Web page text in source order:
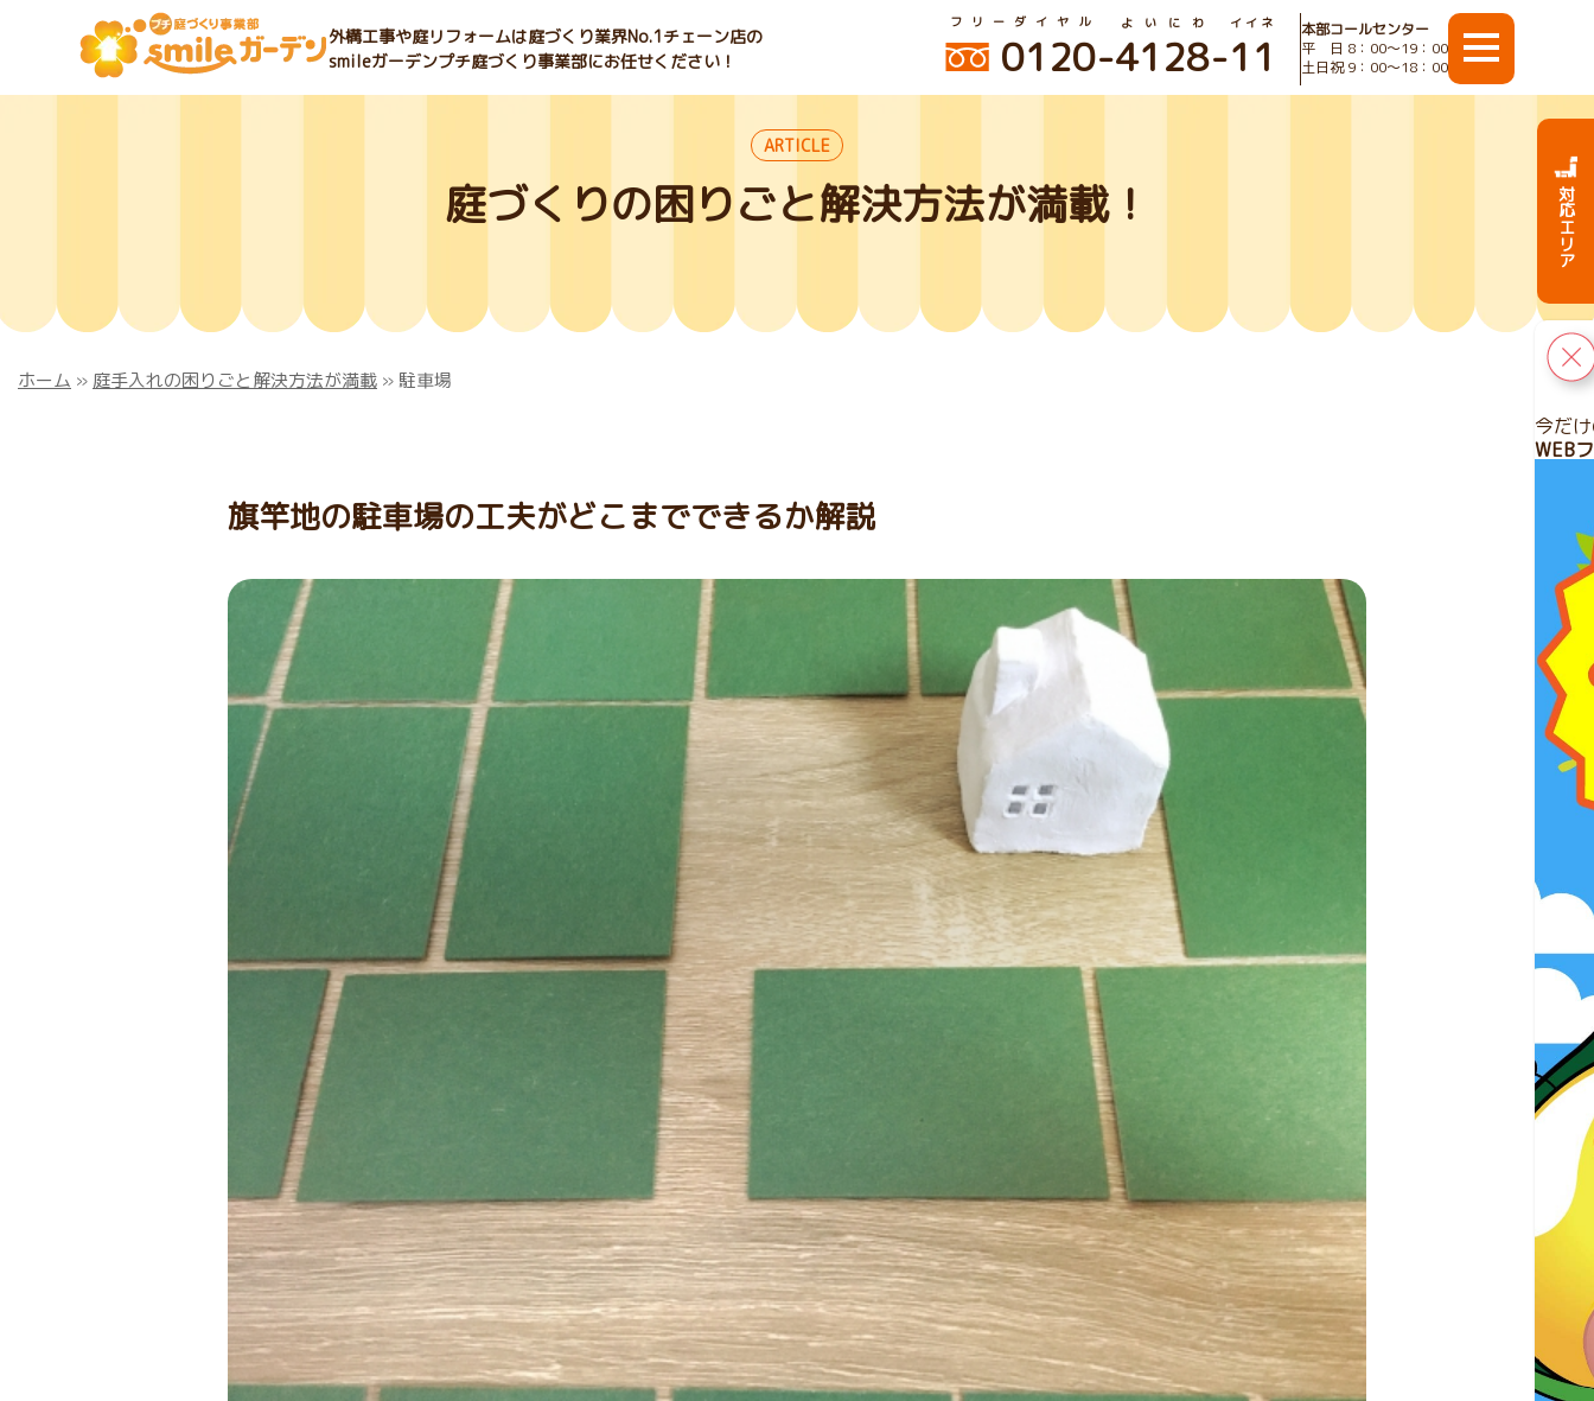
外構工事や庭リフォームは庭づくり業界No.1チェーン店の
smileガーデンプチ庭づくり事業部にお任せください！
0120
フリーダイヤル
-4128
よいにわ
-11
イイネ
本部コールセンター
平 日 8：00〜19：00
土日祝 9：00〜18：00
ARTICLE
庭づくりの困りごと解決方法が満載！
ホーム » 庭手入れの困りごと解決方法が満載 »駐車場
旗竿地の駐車場の工夫がどこまでできるか解説
対応エリア
今だ
WEB